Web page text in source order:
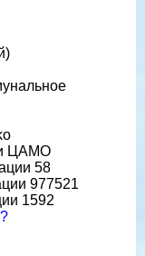
ЦАМО
58
977521
1592